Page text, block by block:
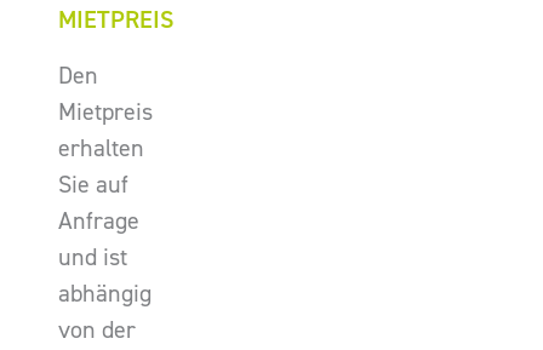
MIETPREIS
Den
Mietpreis
erhalten
Sie auf
Anfrage
und ist
abhängig
von der